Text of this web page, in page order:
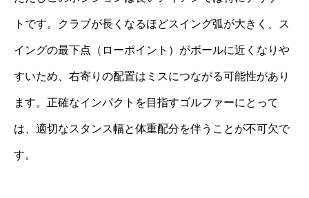
トです。クラブが長くなるほどスイング弧が大きく、ス
イングの最下点（ローポイント）がボールに近くなりや
すいため、右寄りの配置はミスにつながる可能性があり
ます。正確なインパクトを目指すゴルファーにとって
は、適切なスタンス幅と体重配分を伴うことが不可欠で
す。